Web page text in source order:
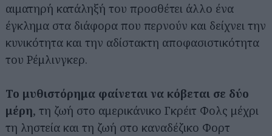
αιματηρή κατάληξή του προσθέτει άλλο ένα
έγκλημα στα διάφορα που περνούν και δείχνει την
κυνικότητα και την αδίστακτη αποφασιστικότητα
του Ρέμλινγκερ.
Το μυθιστόρημα φαίνεται να κόβεται σε δύο
μέρη, τη ζωή στο αμερικάνικο Γκρέιτ Φολς μέχρι
τη ληστεία και τη ζωή στο καναδέζικο Φορτ